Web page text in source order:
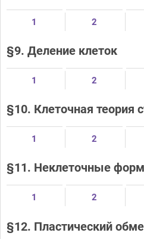
1 2
§9. Деление клеток
1 2
§10. Клеточная теория
1 2
§11. Неклеточные
1 2
§12. Пластический